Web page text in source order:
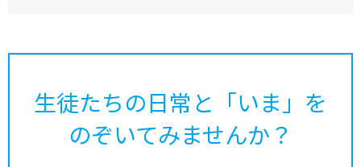
生徒たちの日常と「いま」を
のぞいてみませんか？